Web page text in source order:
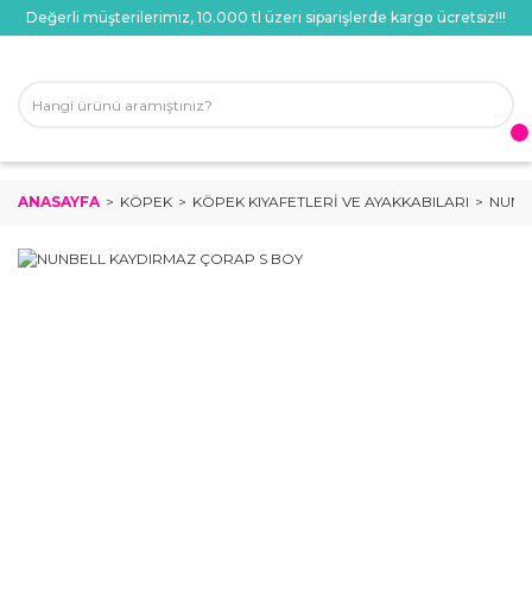
Değerli müşterilerimiz, 10.000 tl üzeri siparişlerde kargo ücretsiz!!!
ANASAYFA KÖPEK KÖPEK KIYAFETLERI VE AYAKKABILARI